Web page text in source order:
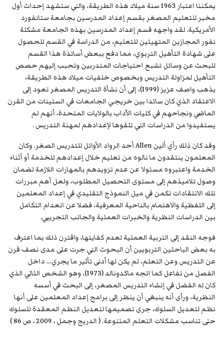
يمكننا اعتبار 1963 سنة ميلاد هذه الطريقة، والتي ستشهد إحداث أول
مخبر للتعليم المصغر بقسم إعداد المدرسين بجامعة ستانفورد
الأمريكية. لقد واجهه قسم إعداد المدرسين بهذه الجامعة مشكلة
نفور المجازين المتهيئين للتعليم، من الدراسة في القسم للحصول
على شهادة التأهيل التربوي، مما دفع ببعض أساتذة هذا القسم
للبحث عن وسائل تشبع احتياجات المتدربين وتحبب إليهم حصص
التأهيل لمزاولة التدريس وبخصوص خلفيات ميلاد هذه الطريقة،
يذهب واصف عزيز (1999)، إلى أن نشأة التدريس المصغر تعود إلى
الاعتقاد الذي كان سائدا بين خريجي الجامعات في الستينات من القرن
الماضي ونجاحهم في كليات الآداب بالولايات المتحدة، أنهم لم
يستفيدوا من الدراسات التي تلقوها لإعدادهم لمهنة التدريس .
وقد كان ذلك رأي ألين Allen أحد الرواد الأوائل للتدريس الصغر. وكان
المعلمون ينتقدون ما نالوه من تعليم خلال إعدادهم للخدمة أو أثناء
الخدمة واعتبروه مسئولا عن عدم تزويدهم بالمهارات اللازمة لضمان
وصول تلاميذهم إلى مستوى التحصيل المطلوب، ولعل أهم مبررات
تلك الانتقادات تكمن في ميل النموذج التقليدي في إعداد المعلمين
إلى اللفظية والاهتمام بالناحية المعرفية، فضلا عن انعدام التكامل
بين الدراسات النظرية والخبرات العملية والجانب التجريبي.
فوجه النقد إلى التربية العملية لعدم كفايتها، واقترن ذلك بما اعترف
به بعض الباحثين التربويين أن البحوث التي جرت على مدى نصف قرن
عن التدريس وعن التعلم، لم يكن لها أدنى تأثير ما يجري… داخل
الفصل من تفاعل كما اتجه ماكدونالد (1973)، وهو الشخص الثاني الذي
كان له الفضل في إنشاء التدريس المصغر، إلى البحث في أسسه
النظرية، ورأى أنه ينبغي أن ينظر إلى برامج إعداد المعلمين على أنها
نظم لتعديل السلوك، جرى تصميمها لتعديل النظم المعقدة للسلوك
حتى تناسب مشكلات التعلم المتنوعة. ( الدريج وجمل ، 2009 ، ص 86 )